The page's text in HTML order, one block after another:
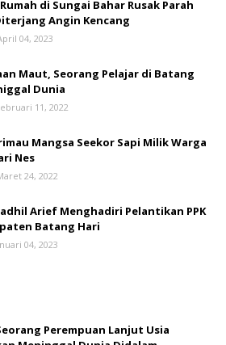
di Sungai Bahar Rusak Parah
Angin Kencang
04, 2023
Maut, Seorang Pelajar di Batang
Dunia
11, 2022
Mangsa Seekor Sapi Milik Warga
Nes
24, 2022
Arief Menghadiri Pelantikan PPK
Batang Hari
04, 2023
Perempuan Lanjut Usia